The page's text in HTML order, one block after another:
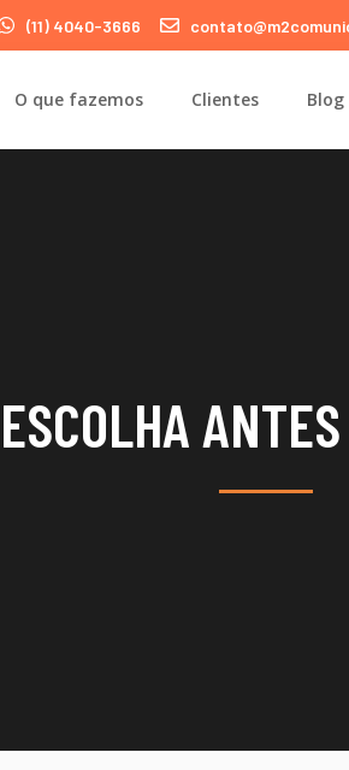
(11) 4040-3666
O que fazemos Clientes Blog